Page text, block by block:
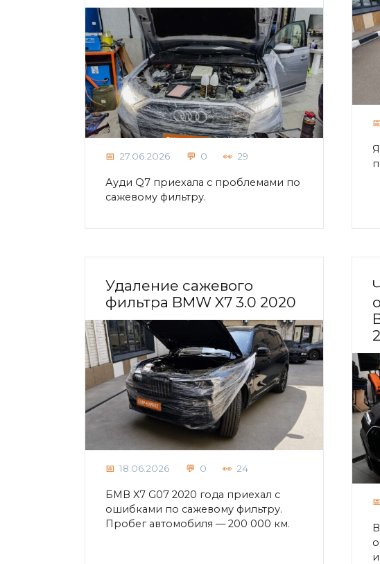
27.06.2026 0 29
Ауди Q7 приехала с проблемами по
сажевому фильтру.
Удаление сажевого
фильтра BMW X7 3.0 2020
18.06.2026 0 24
БМВ X7 G07 2020 года приехал с
ошибками по сажевому фильтру.
Пробег автомобиля — 200 000 км.